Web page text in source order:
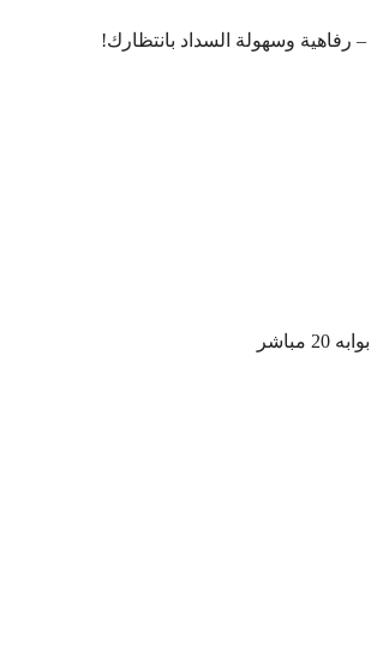
– رفاهية وسهولة السداد بانتظارك!